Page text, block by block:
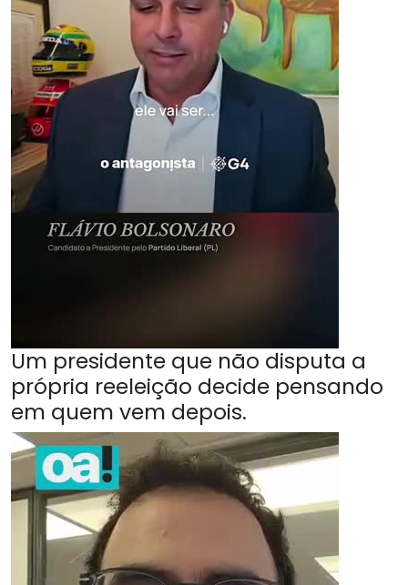
Um presidente que não disputa a
própria reeleição decide pensando
em quem vem depois.